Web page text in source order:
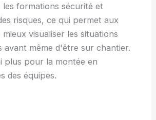
les formations sécurité et
risques, ce qui permet aux
mieux visualiser les situations
avant même d'être sur chantier.
plus pour la montée en
des équipes.